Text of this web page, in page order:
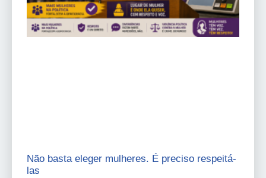
Não basta eleger mulheres. É preciso respeitá-
las